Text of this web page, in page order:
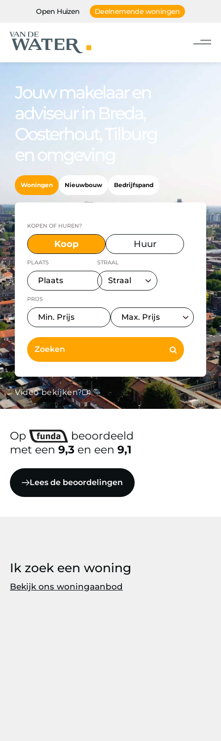
Open Huizen Deelnemende woningen
Jouw makelaar en
adviseur in Breda,
Oosterhout, Tilburg
en omgeving
Woningen Nieuwbouw Bedrijfspand
KOPEN OF HUREN?
Koop Huur
PLAATS STRAAL
PRIJS
Video bekijken?
Op
beoordeeld
met een 9,3 en een 9,1
Lees de beoordelingen
Ik zoek een woning
Bekijk ons woningaanbod